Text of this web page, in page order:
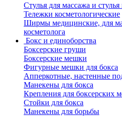
Стулья для массажа и стулья
Тележки косметологические
Ширмы медицинские, для
косметолога
Бокс и единоборства
Боксерские груши
Боксерские мешки
Фигурные мешки для бокса
Апперкотные, настенные
Манекены для бокса
Крепления для боксерских
Стойки для бокса
Манекены для борьбы